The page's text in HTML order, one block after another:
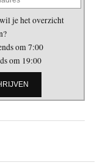
je het overzicht
om 7:00
om 19:00